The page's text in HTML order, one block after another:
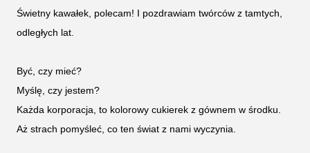
Świetny kawałek, polecam! I pozdrawiam twórców z tamtych,
odległych lat.
Być, czy mieć?
Myślę, czy jestem?
Każda korporacja, to kolorowy cukierek z gównem w środku.
Aż strach pomyśleć, co ten świat z nami wyczynia.